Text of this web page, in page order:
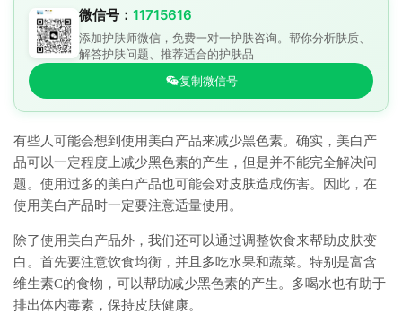
微信号： 11715616
添加护肤师微信，免费一对一护肤咨询。帮你分析肤质、
解答护肤问题、推荐适合的护肤品
复制微信号
有些人可能会想到使用美白产品来减少黑色素。确实，美白产
品可以一定程度上减少黑色素的产生，但是并不能完全解决问
题。使用过多的美白产品也可能会对皮肤造成伤害。因此，在
使用美白产品时一定要注意适量使用。
除了使用美白产品外，我们还可以通过调整饮食来帮助皮肤变
白。首先要注意饮食均衡，并且多吃水果和蔬菜。特别是富含
维生素C的食物，可以帮助减少黑色素的产生。多喝水也有助于
排出体内毒素，保持皮肤健康。